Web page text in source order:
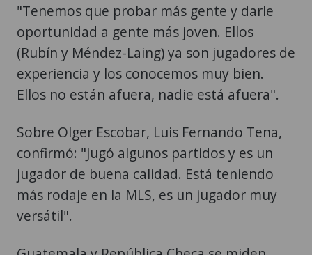
"Tenemos que probar más gente y darle
oportunidad a gente más joven. Ellos
(Rubín y Méndez-Laing) ya son jugadores de
experiencia y los conocemos muy bien.
Ellos no están afuera, nadie está afuera".
Sobre Olger Escobar, Luis Fernando Tena,
confirmó: "Jugó algunos partidos y es un
jugador de buena calidad. Está teniendo
más rodaje en la MLS, es un jugador muy
versátil".